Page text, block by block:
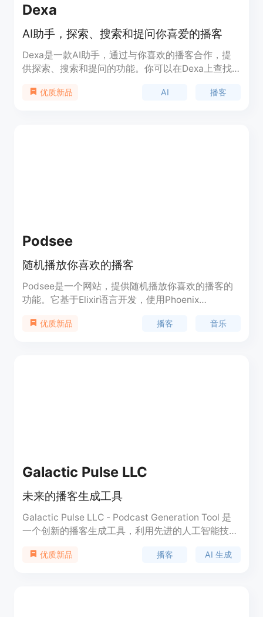
Dexa
AI助手，探索、搜索和提问你喜爱的播客
Dexa是一款AI助手，通过与你喜欢的播客合作，提
供探索、搜索和提问的功能。你可以在Dexa上查找
Dexa帮助你解锁值得信赖的创作者的知识，让你更
优质新品 AI 播客
Podsee
随机播放你喜欢的播客
Podsee是一个网站，提供随机播放你喜欢的播客的
功能。它基于Elixir语言开发，使用Phoenix
户发现新的播客内容，并提供便捷的随机播放功能。
优质新品 播客 音乐
Galactic Pulse LLC
未来的播客生成工具
Galactic Pulse LLC - Podcast Generation Tool 是
一个创新的播客生成工具，利用先进的人工智能技
件申请，前 100 位用户将获得免费机会将他们的播客
优质新品 播客 AI 生成